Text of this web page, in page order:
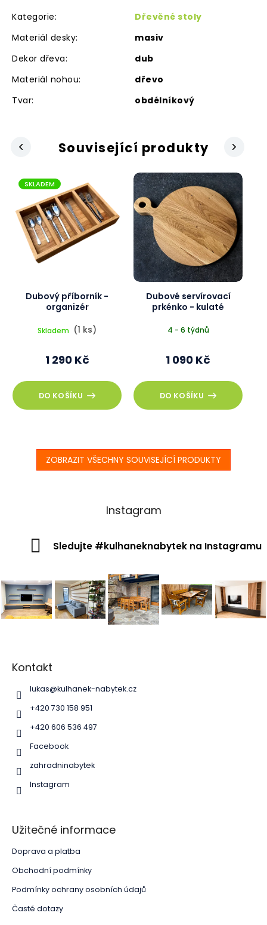
Kategorie:
Dřevěné stoly
Materiál desky:
masiv
Dekor dřeva:
dub
Materiál nohou:
dřevo
Tvar: obdélníkový
Související produkty
SKLADEM
Dubový příborník -
organizér
Skladem (1 ks)
1 290 Kč
DO KOŠÍKU
Dubové servírovací
prkénko - kulaté
4 - 6 týdnů
1 090 Kč
DO KOŠÍKU
Next
ZOBRAZIT VŠECHNY SOUVISEJÍCÍ PRODUKTY
Instagram
Sledujte #kulhaneknabytek na Instagramu
Kontakt
lukas@kulhanek-nabytek.cz
+420 730 158 951
+420 606 536 497
Facebook
zahradninabytek
Instagram
Užitečné informace
Doprava a platba
Obchodní podmínky
Podmínky ochrany osobních údajů
Časté dotazy